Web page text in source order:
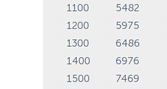
1100
5482
1200
5975
1300
6486
1400
6976
1500
7469